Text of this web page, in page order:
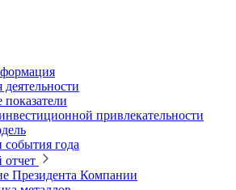
деятельности
привлекательности
события года
отчет
Президента Компании